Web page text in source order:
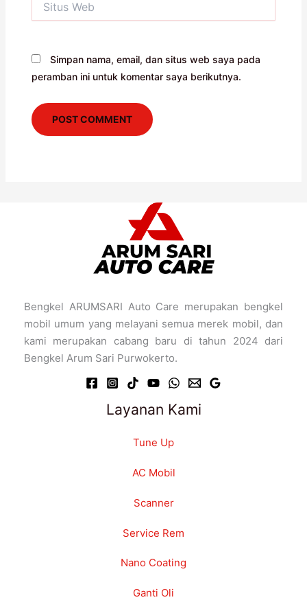
Web
Simpan nama, email, dan situs web saya pada
peramban ini untuk komentar saya berikutnya.
Bengkel ARUMSARI Auto Care merupakan bengkel
mobil umum yang melayani semua merek mobil, dan
kami merupakan cabang baru di tahun 2024 dari
Bengkel Arum Sari Purwokerto.
Layanan Kami
Tune Up
AC Mobil
Scanner
Service Rem
Nano Coating
Ganti Oli